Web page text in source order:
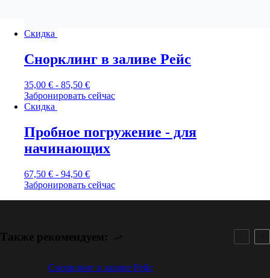
Скидка
Снорклинг в заливе Рейс
35,00 € - 85,50 €
Забронировать сейчас
Скидка
Пробное погружение - для
начинающих
67,50 € - 94,50 €
Забронировать сейчас
Также рекомендуем:
Снорклинг в заливе Рейс